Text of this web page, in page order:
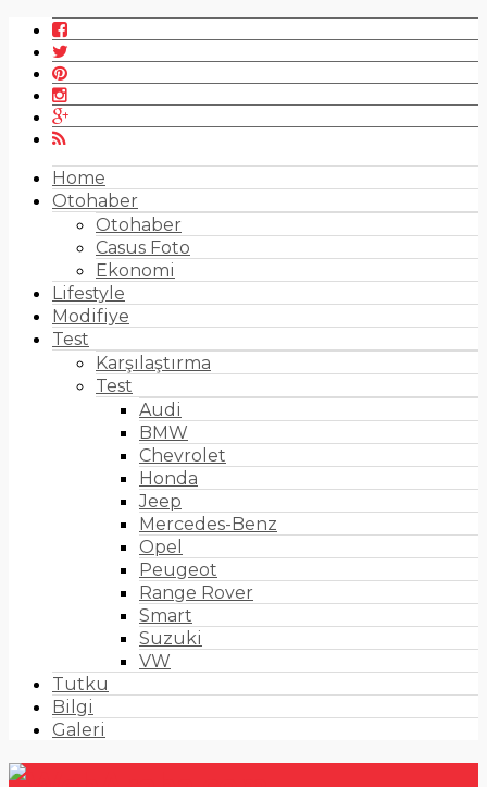
Home
Otohaber
Otohaber
Casus Foto
Ekonomi
Lifestyle
Modifiye
Test
Karşılaştırma
Test
Audi
BMW
Chevrolet
Honda
Jeep
Mercedes-Benz
Opel
Peugeot
Range Rover
Smart
Suzuki
VW
Tutku
Bilgi
Galeri